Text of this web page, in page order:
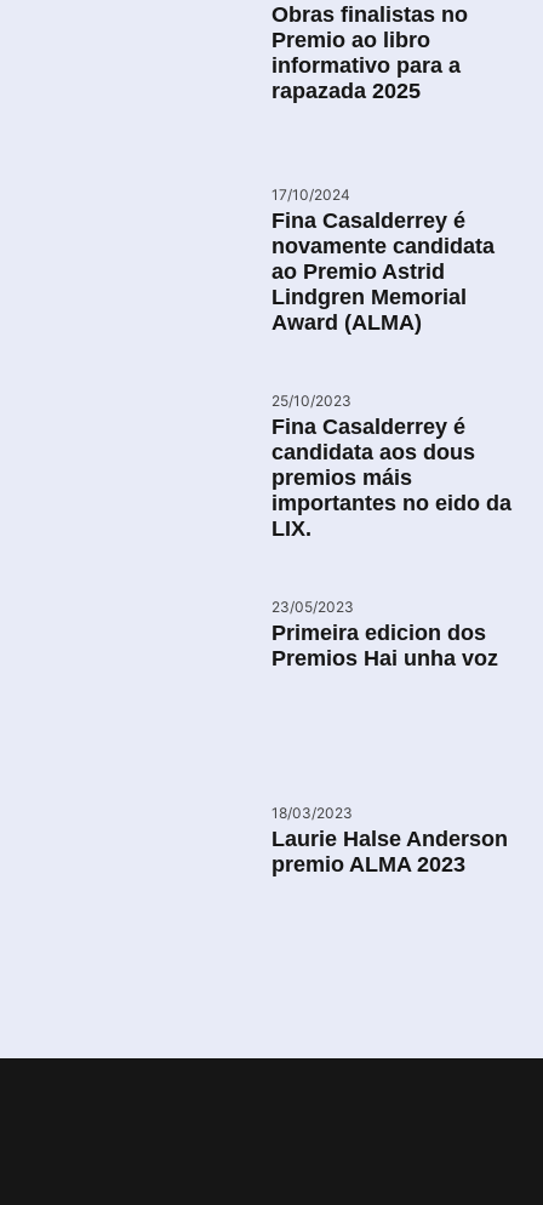
Obras finalistas no
Premio ao libro
informativo para a
rapazada 2025
17/10/2024
Fina Casalderrey é
novamente candidata
ao Premio Astrid
Lindgren Memorial
Award (ALMA)
25/10/2023
Fina Casalderrey é
candidata aos dous
premios máis
importantes no eido da
LIX.
23/05/2023
Primeira edicion dos
Premios Hai unha voz
18/03/2023
Laurie Halse Anderson
premio ALMA 2023